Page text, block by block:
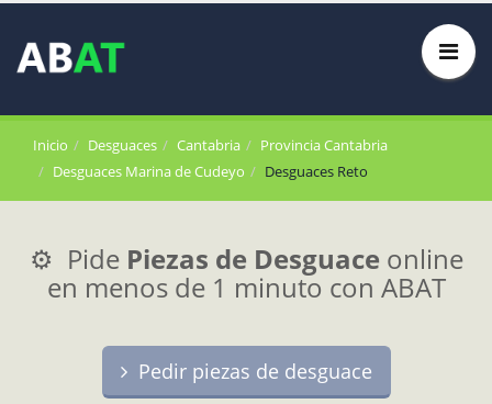
Inicio Desguaces Cantabria
Provincia Cantabria
Desguaces Marina de Cudeyo
Desguaces Reto
⚙️ Pide Piezas de Desguace online
en menos de 1 minuto con ABAT
Pedir piezas de desguace